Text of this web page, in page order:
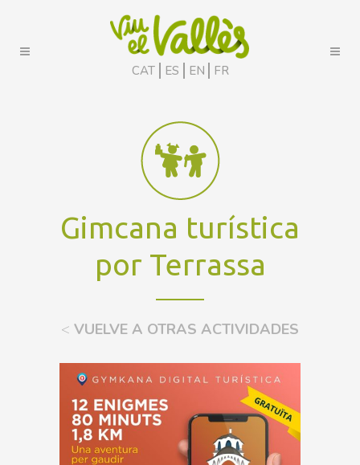
CAT ES EN FR
Gimcana turística
por Terrassa
< VUELVE A OTRAS ACTIVIDADES